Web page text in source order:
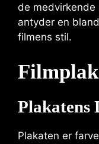
de
antyder en
filmens stil.
Plakatens
Plakaten er